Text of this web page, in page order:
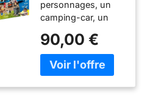
Vacances
Loisirs - Taille
Unique
personnages, un
camping-car, un
chien et des
accessoires (vélos,
table, barbecue…)
90,00 €